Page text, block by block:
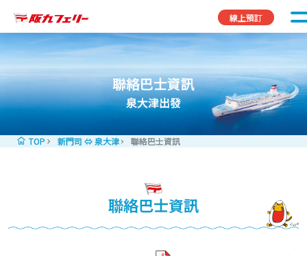
線上預訂
聯絡巴士資訊
泉大津出發
TOP 新門司 ⇔ 泉大津 聯絡巴士資訊
聯絡巴士資訊